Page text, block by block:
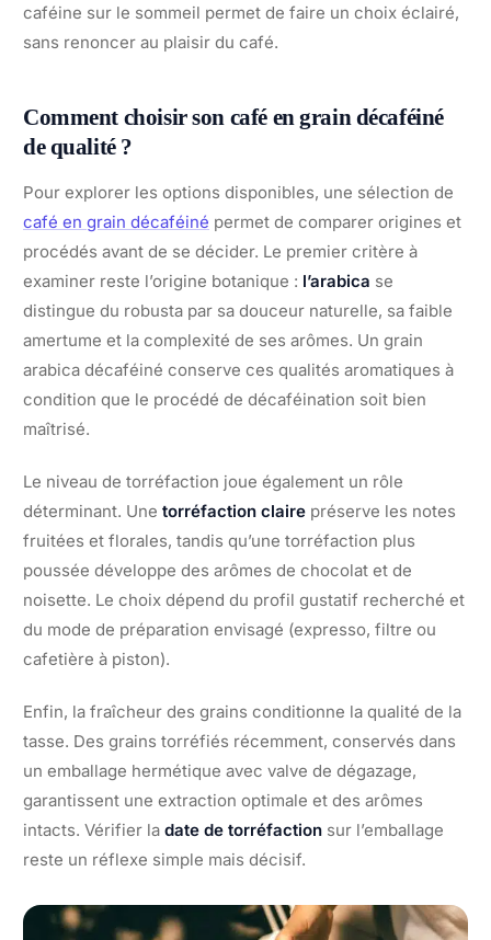
caféine sur le sommeil permet de faire un choix éclairé,
sans renoncer au plaisir du café.
Comment choisir son café en grain décaféiné
de qualité ?
Pour explorer les options disponibles, une sélection de
café en grain décaféiné permet de comparer origines et
procédés avant de se décider. Le premier critère à
examiner reste l’origine botanique : l’arabica se
distingue du robusta par sa douceur naturelle, sa faible
amertume et la complexité de ses arômes. Un grain
arabica décaféiné conserve ces qualités aromatiques à
condition que le procédé de décaféination soit bien
maîtrisé.
Le niveau de torréfaction joue également un rôle
déterminant. Une torréfaction claire préserve les notes
fruitées et florales, tandis qu’une torréfaction plus
poussée développe des arômes de chocolat et de
noisette. Le choix dépend du profil gustatif recherché et
du mode de préparation envisagé (expresso, filtre ou
cafetière à piston).
Enfin, la fraîcheur des grains conditionne la qualité de la
tasse. Des grains torréfiés récemment, conservés dans
un emballage hermétique avec valve de dégazage,
garantissent une extraction optimale et des arômes
intacts. Vérifier la date de torréfaction sur l’emballage
reste un réflexe simple mais décisif.